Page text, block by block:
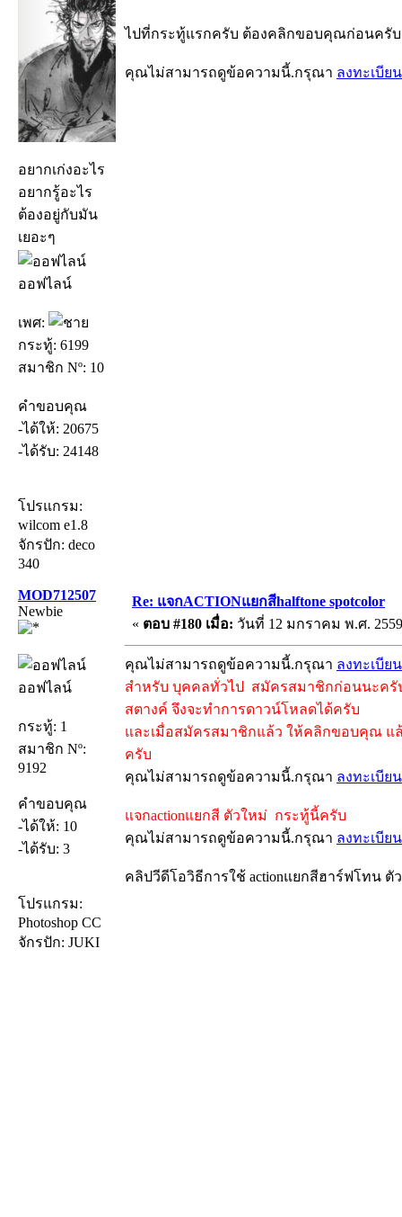
อยากเก่งอะไร
อยากรู้อะไร
ต้องอยู่กับมัน
เยอะๆ
ออฟไลน์
เพศ:
กระทู้: 6199
สมาชิก Nº: 10
คำขอบคุณ
-ได้ให้: 20675
-ได้รับ: 24148
โปรแกรม:
wilcom e1.8
จักรปัก: deco
340
ไปที่กระทู้แรกครับ ต้องคลิกขอบคุณก่อนครั
คุณไม่สามารถดูข้อความนี้.กรุณา ลงทะเบียน
MOD712507
Newbie
ออฟไลน์
กระทู้: 1
สมาชิก Nº:
9192
คำขอบคุณ
-ได้ให้: 10
-ได้รับ: 3
โปรแกรม:
Photoshop CC
จักรปัก: JUKI
Re: แจกACTIONแยกสีhalftone spotcolor
« ตอบ #180 เมื่อ: วันที่ 12 มกราคม พ.ศ.
คุณไม่สามารถดูข้อความนี้.กรุณา ลงทะเบียน
สำหรับ บุคคลทั่วไป สมัครสมาชิกก่อนนะครั
สตางค์ จึงจะทำการดาวน์โหลดได้ครับ
และเมื่อสมัครสมาชิกแล้ว ให้คลิกขอบคุณ แ
ครับ
คุณไม่สามารถดูข้อความนี้.กรุณา ลงทะเบียน
แจกactionแยกสี ตัวใหม่ กระทู้นี้ครับ
คุณไม่สามารถดูข้อความนี้.กรุณา ลงทะเบียน
คลิปวีดีโอวิธีการใช้ actionแยกสีฮาร์ฟโทน ตั